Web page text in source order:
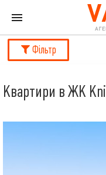
Фільтр
Квартири в ЖК